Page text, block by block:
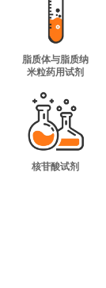
脂质体与脂质纳
米粒药用试剂
核苷酸试剂